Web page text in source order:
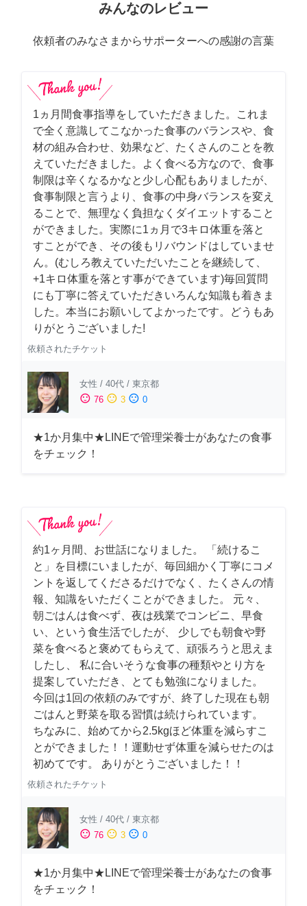
みんなのレビュー
依頼者のみなさまからサポーターへの感謝の言葉
1ヵ月間食事指導をしていただきました。これま
で全く意識してこなかった食事のバランスや、食
材の組み合わせ、効果など、たくさんのことを教
えていただきました。よく食べる方なので、食事
制限は辛くなるかなと少し心配もありましたが、
食事制限と言うより、食事の中身バランスを変え
ることで、無理なく負担なくダイエットすること
ができました。実際に1ヵ月で3キロ体重を落と
すことができ、その後もリバウンドはしていませ
ん。(むしろ教えていただいたことを継続して、
+1キロ体重を落とす事ができています)毎回質問
にも丁寧に答えていただきいろんな知識も着きま
した。本当にお願いしてよかったです。どうもあ
りがとうございました!
依頼されたチケット
女性 / 40代 / 東京都
sentiment_satisfied 76 sentiment_neutral 3 sentiment_dissatisfied 0
★1か月集中★LINEで管理栄養士があなたの食事
をチェック！
約1ヶ月間、お世話になりました。 「続けるこ
と」を目標にいましたが、毎回細かく丁寧にコメ
ントを返してくださるだけでなく、たくさんの情
報、知識をいただくことができました。 元々、
朝ごはんは食べず、夜は残業でコンビニ、早食
い、という食生活でしたが、 少しでも朝食や野
菜を食べると褒めてもらえて、頑張ろうと思えま
したし、 私に合いそうな食事の種類やとり方を
提案していただき、とても勉強になりました。
今回は1回の依頼のみですが、終了した現在も朝
ごはんと野菜を取る習慣は続けられています。
ちなみに、始めてから2.5kgほど体重を減らすこ
とができました！！運動せず体重を減らせたのは
初めてです。 ありがとうございました！！
依頼されたチケット
女性 / 40代 / 東京都
sentiment_satisfied 76 sentiment_neutral 3 sentiment_dissatisfied 0
★1か月集中★LINEで管理栄養士があなたの食事
をチェック！